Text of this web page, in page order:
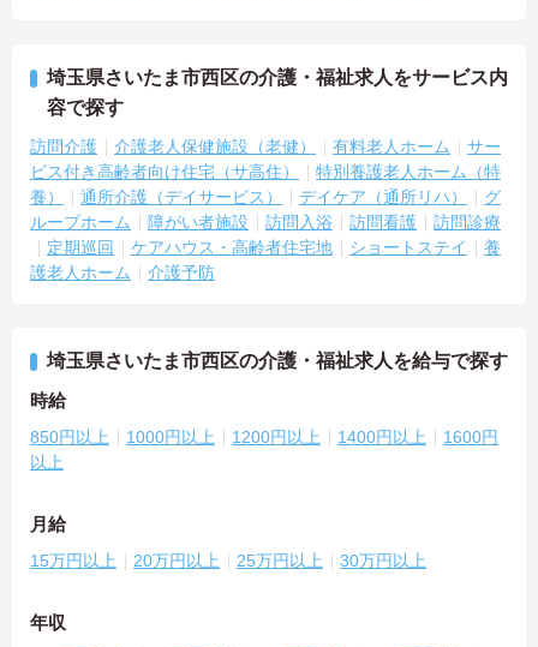
埼玉県さいたま市西区の介護・福祉求人をサービス内
容で探す
訪問介護 介護老人保健施設（老健） 有料老人ホーム
サー
ビス付き高齢者向け住宅（サ高住）
特別養護老人ホーム（特
養）
通所介護（デイサービス） デイケア（通所リハ）
グ
ループホーム
障がい者施設 訪問入浴 訪問看護
訪問診療
定期巡回
ケアハウス・高齢者住宅地 ショートステイ
養
護老人ホーム
介護予防
埼玉県さいたま市西区の介護・福祉求人を給与で探す
時給
850円以上 1000円以上 1200円以上 1400円以上
1600円
以上
月給
15万円以上 20万円以上 25万円以上 30万円以上
年収